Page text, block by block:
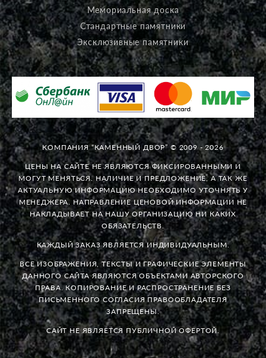
Мемориальная доска
Стандартные памятники
Эксклюзивные памятники
КОМПАНИЯ “КАМЕННЫЙ ДВОР” © 2009 - 2026
ЦЕНЫ НА САЙТЕ НЕ ЯВЛЯЮТСЯ ФИКСИРОВАННЫМИ И
МОГУТ МЕНЯТЬСЯ. НАЛИЧИЕ И ПРЕДЛОЖЕНИЕ, А ТАК ЖЕ
АКТУАЛЬНУЮ ИНФОРМАЦИЮ НЕОБХОДИМО УТОЧНЯТЬ У
МЕНЕДЖЕРА. НАПРАВЛЕНИЕ ЦЕНОВОЙ ИНФОРМАЦИИ НЕ
НАКЛАДЫВАЕТ НА НАШУ ОРГАНИЗАЦИЮ НИ КАКИХ
ОБЯЗАТЕЛЬСТВ.
КАЖДЫЙ ЗАКАЗ ЯВЛЯЕТСЯ ИНДИВИДУАЛЬНЫМ.
ВСЕ ИЗОБРАЖЕНИЯ, ТЕКСТЫ И ГРАФИЧЕСКИЕ ЭЛЕМЕНТЫ
ДАННОГО САЙТА ЯВЛЯЮТСЯ ОБЪЕКТАМИ АВТОРСКОГО
ПРАВА. КОПИРОВАНИЕ И РАСПРОСТРАНЕНИЕ БЕЗ
ПИСЬМЕННОГО СОГЛАСИЯ ПРАВООБЛАДАТЕЛЯ
ЗАПРЕЩЕНЫ.
САЙТ НЕ ЯВЛЯЕТСЯ ПУБЛИЧНОЙ ОФЕРТОЙ.